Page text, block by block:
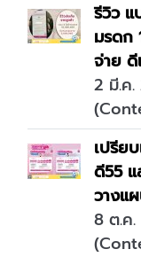
รีวิว แ
มรดก
จ่าย
2 มี.ค.
เปรีย
ดี55 แ
วางแ
8 ต.ค